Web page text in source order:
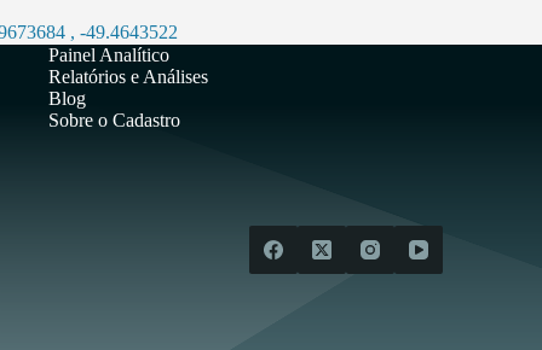
, -49.4643522
Painel Analítico
Relatórios e Análises
Blog
Sobre o Cadastro